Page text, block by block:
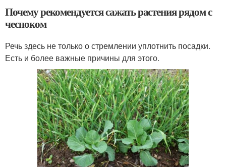
Почему рекомендуется сажать растения рядом с
чесноком
Речь здесь не только о стремлении уплотнить посадки.
Есть и более важные причины для этого.